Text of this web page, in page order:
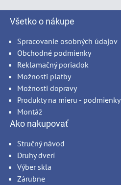
Všetko o nákupe
Spracovanie osobných údajov
Obchodné podmienky
Reklamačný poriadok
Možnosti platby
Možnosti dopravy
Produkty na mieru - podmienky
Montáž
Ako nakupovať
Stručný návod
Druhy dverí
Výber skla
Zárubne